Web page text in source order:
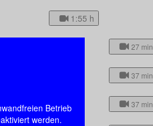
Betrieb
werden.
1:55 h
27 min
37 min
37 min